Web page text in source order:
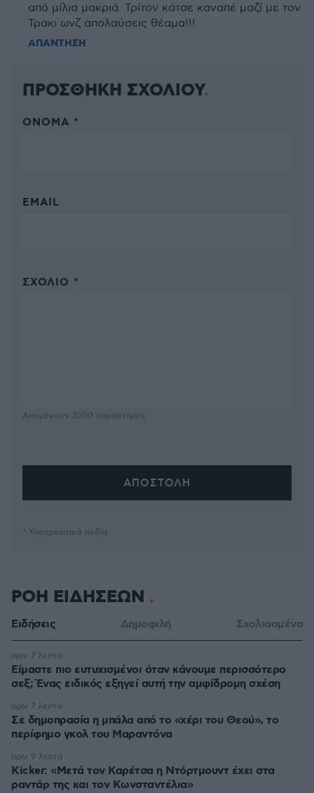
από μίλια μακριά. Τρίτον κάτσε καναπέ μαζί με τον
Τρακι ωνζ απολαύσεις θέαμα!!!
ΑΠΑΝΤΗΣΗ
ΠΡΟΣΘΗΚΗ ΣΧΟΛΙΟΥ
ΌΝΟΜΑ *
EMAIL
ΣΧΌΛΙΟ *
Απομένουν 2500 χαρακτήρες
* Υποχρεωτικά πεδία
ΡΟΗ ΕΙΔΗΣΕΩΝ
Ειδήσεις Δημοφιλή Σχολιασμένα
Είμαστε πιο ευτυχισμένοι όταν κάνουμε περισσότερο
σεξ; Ένας ειδικός εξηγεί αυτή την αμφίδρομη σχέση
πριν 7 λεπτά
Σε δημοπρασία η μπάλα από το «χέρι του Θεού», το
περίφημο γκολ του Μαραντόνα
πριν 7 λεπτά
Kicker: «Μετά τον Καρέτσα η Ντόρτμουντ έχει στα
ραντάρ της και τον Κωνσταντέλια»
πριν 9 λεπτά